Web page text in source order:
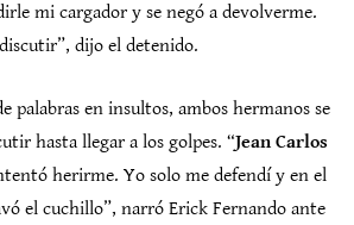
mi cargador y se negó a devolverme.
dijo el detenido.
palabras en insultos, ambos hermanos se
hasta llegar a los golpes. “Jean Carlos
herirme. Yo solo me defendí y en el
el cuchillo”, narró Erick Fernando ante